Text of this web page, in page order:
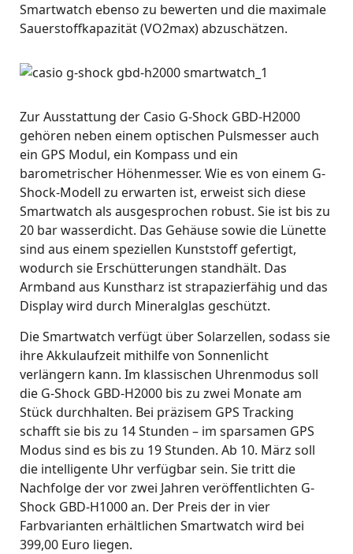
Smartwatch ebenso zu bewerten und die maximale
Sauerstoffkapazität (VO2max) abzuschätzen.
Zur Ausstattung der Casio G-Shock GBD-H2000
gehören neben einem optischen Pulsmesser auch
ein GPS Modul, ein Kompass und ein
barometrischer Höhenmesser. Wie es von einem G-
Shock-Modell zu erwarten ist, erweist sich diese
Smartwatch als ausgesprochen robust. Sie ist bis zu
20 bar wasserdicht. Das Gehäuse sowie die Lünette
sind aus einem speziellen Kunststoff gefertigt,
wodurch sie Erschütterungen standhält. Das
Armband aus Kunstharz ist strapazierfähig und das
Display wird durch Mineralglas geschützt.
Die Smartwatch verfügt über Solarzellen, sodass sie
ihre Akkulaufzeit mithilfe von Sonnenlicht
verlängern kann. Im klassischen Uhrenmodus soll
die G-Shock GBD-H2000 bis zu zwei Monate am
Stück durchhalten. Bei präzisem GPS Tracking
schafft sie bis zu 14 Stunden – im sparsamen GPS
Modus sind es bis zu 19 Stunden. Ab 10. März soll
die intelligente Uhr verfügbar sein. Sie tritt die
Nachfolge der vor zwei Jahren veröffentlichten G-
Shock GBD-H1000 an. Der Preis der in vier
Farbvarianten erhältlichen Smartwatch wird bei
399,00 Euro liegen.